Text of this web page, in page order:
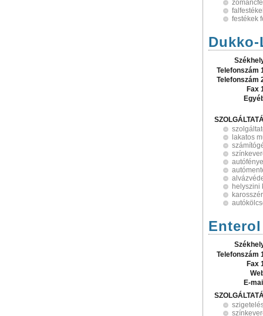
festékek
Telefonszám
Telefonszám
Fax
lakatos
helyszini
Telefonszám
Fax
E-